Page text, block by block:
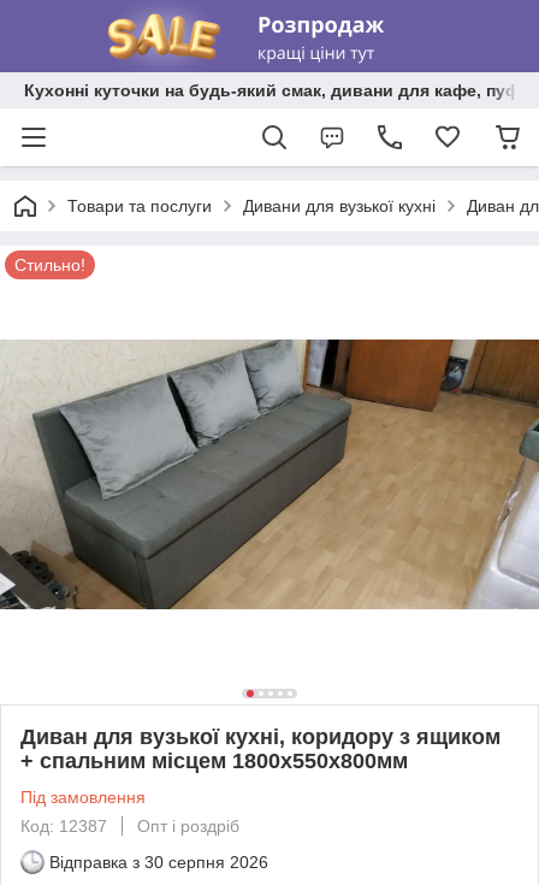
Кухонні куточки на будь-який смак, дивани для кафе,
Товари та послуги Дивани для вузької кухні Диван
Стильно!
Диван для вузької кухні, коридору з ящиком
+ спальним місцем 1800х550х800мм
Під замовлення
Код: 12387
Опт і роздріб
Відправка з 30 серпня 2026